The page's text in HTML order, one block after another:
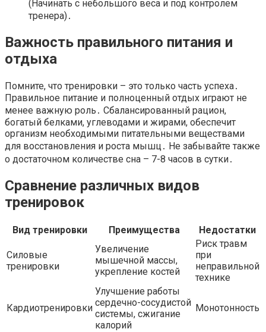
(Начинать с небольшого веса и под контролем
тренера)․
Важность правильного питания и
отдыха
Помните, что тренировки – это только часть успеха․
Правильное питание и полноценный отдых играют не
менее важную роль․ Сбалансированный рацион,
богатый белками, углеводами и жирами, обеспечит
организм необходимыми питательными веществами
для восстановления и роста мышц․ Не забывайте также
о достаточном количестве сна – 7-8 часов в сутки․
Сравнение различных видов
тренировок
Вид тренировки Преимущества Недостатки
Силовые
тренировки
Увеличение
мышечной массы,
укрепление костей
Риск травм
при
неправильной
технике
Кардиотренировки
Улучшение работы
сердечно-сосудистой
системы, сжигание
калорий
Монотонность